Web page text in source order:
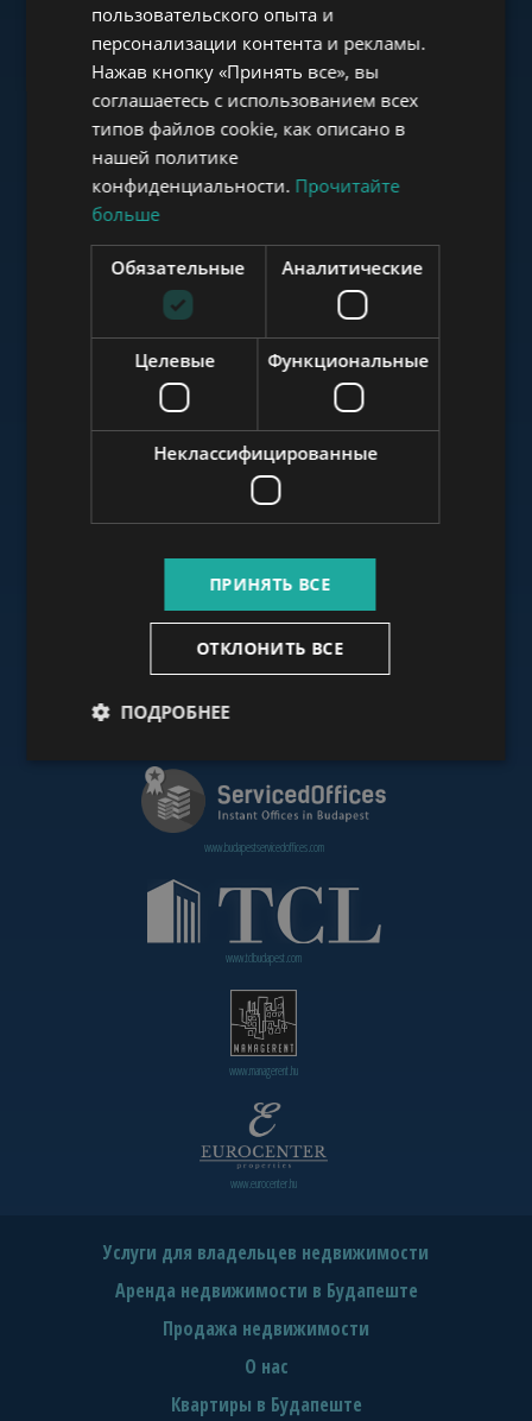
www.tower-investments.com
www.budapestoffices.net
www.budapestpropertysellers.com
www.budapestservicedoffices.com
www.tclbudapest.com
www.managerent.hu
www.eurocenter.hu
Услуги для владельцев недвижимости
Аренда недвижимости в Будапеште
Продажа недвижимости
О нас
Квартиры в Будапеште
ITALIAN
SPANISH
RUSSIAN
пользовательского опыта и
персонализации контента и рекламы.
Нажав кнопку «Принять все», вы
соглашаетесь с использованием всех
типов файлов cookie, как описано в
нашей политике
конфиденциальности. Прочитайте
больше
Обязательные Аналитические
Целевые Функциональные
Неклассифицированные
ПРИНЯТЬ ВСЕ
ОТКЛОНИТЬ ВСЕ
ПОДРОБНЕЕ